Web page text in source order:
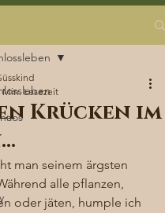
Krücken im
Min. Lesezeit
man seinem ärgsten
alle pflanzen,
oder jäten, humple ich